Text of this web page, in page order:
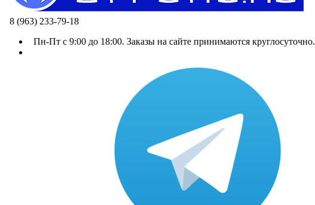
8 (963) 233-79-18
Пн-Пт с 9:00 до 18:00. Заказы на сайте принимаются круглосуточно.